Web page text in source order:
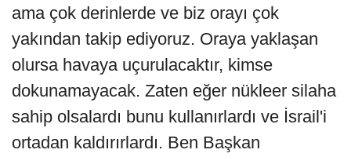
ama çok derinlerde ve biz orayı çok
yakından takip ediyoruz. Oraya yaklaşan
olursa havaya uçurulacaktır, kimse
dokunamayacak. Zaten eğer nükleer silaha
sahip olsalardı bunu kullanırlardı ve İsrail'i
ortadan kaldırırlardı. Ben Başkan